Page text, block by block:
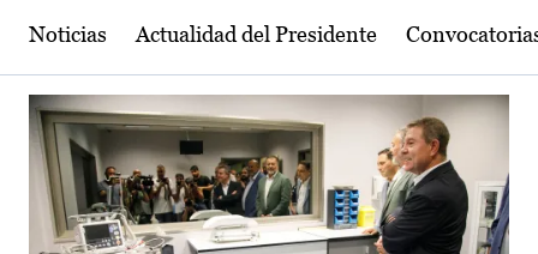
Noticias Actualidad del Presidente